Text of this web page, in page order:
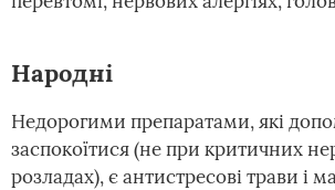
Народні
Недорогими препаратами, які
заспокоїтися (не при критичних
розладах), є антистресові трави і